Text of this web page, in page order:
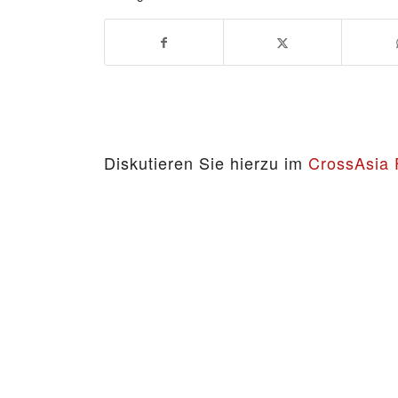
Diskutieren Sie hierzu im CrossAsia